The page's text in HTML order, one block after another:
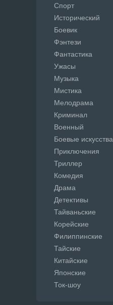
Спорт
Исторический
Боевик
Фэнтези
Фантастика
Ужасы
Музыка
Мистика
Мелодрама
Криминал
Военный
Боевые искусства
Приключения
Триллер
Комедия
Драма
Детективы
Тайваньские
Корейские
Филиппинские
Тайские
Китайские
Японские
Ток-шоу